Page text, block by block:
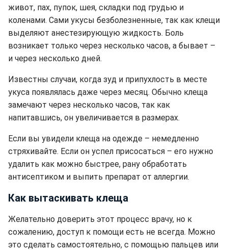
живот, пах, пупок, шея, складки под грудью и
коленами. Сами укусы безболезненные, так как клещи
выделяют анестезирующую жидкость. Боль
возникает только через несколько часов, а бывает –
и через несколько дней.
Известны случаи, когда зуд и припухлость в месте
укуса появлялась даже через месяц. Обычно клеща
замечают через несколько часов, так как
напитавшись, он увеличивается в размерах.
Если вы увидели клеща на одежде – немедленно
стряхивайте. Если он успел присосаться – его нужно
удалить как можно быстрее, рану обработать
антисептиком и выпить препарат от аллергии.
Как вытаскивать клеща
Желательно доверить этот процесс врачу, но к
сожалению, доступ к помощи есть не всегда. Можно
это сделать самостоятельно, с помощью пальцев или